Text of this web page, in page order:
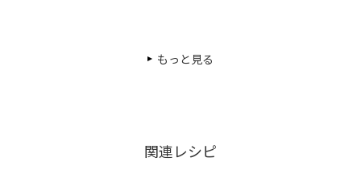
もっと見る
関連レシピ